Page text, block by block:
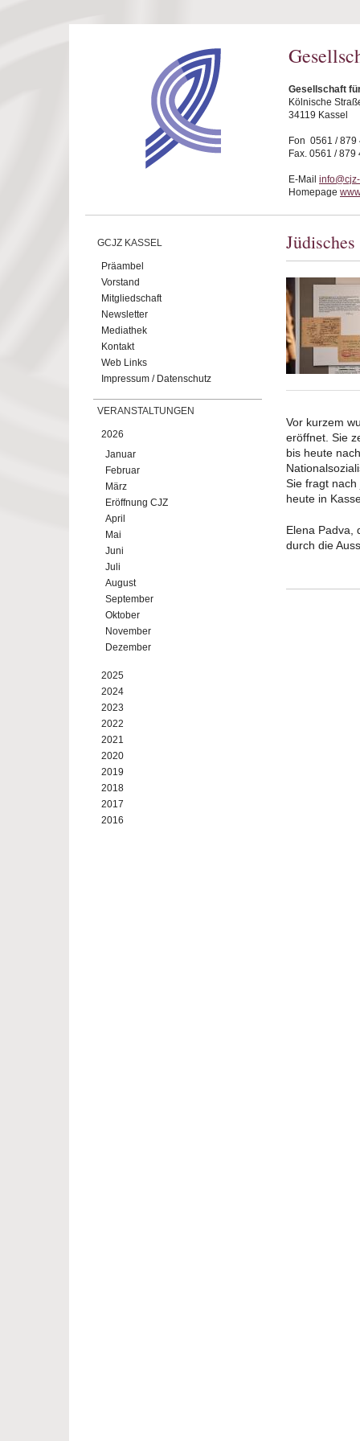
Gesellschaft
Kölnische
34119 Kassel
Fon 0561 / 879
Fax. 0561 / 879
E-Mail
Homepage
GCJZ KASSEL
Präambel
Vorstand
Mitgliedschaft
Newsletter
Mediathek
Kontakt
Web Links
Impressum / Datenschutz
VERANSTALTUNGEN
2026
Januar
Februar
März
Eröffnung CJZ
April
Mai
Juni
Juli
August
September
Oktober
November
Dezember
2025
2024
2023
2022
2021
2020
2019
2018
2017
2016
Vor kurzem
eröffnet. Sie
bis heute
Sie fragt
heute in
Elena Padva,
durch die